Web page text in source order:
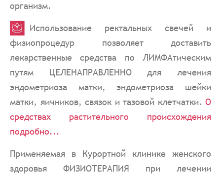
организм.
Использование ректальных свечей и
физиопроцедур позволяет доставить
лекарственные средства по ЛИМФАтическим
путям ЦЕЛЕНАПРАВЛЕННО для лечения
эндометриоза матки, эндометриоза шейки
матки, яичников, связок и тазовой клетчатки. О
средствах растительного происхождения
подробно...
Применяемая в Курортной клинике женского
здоровья ФИЗИОТЕРАПИЯ при лечении